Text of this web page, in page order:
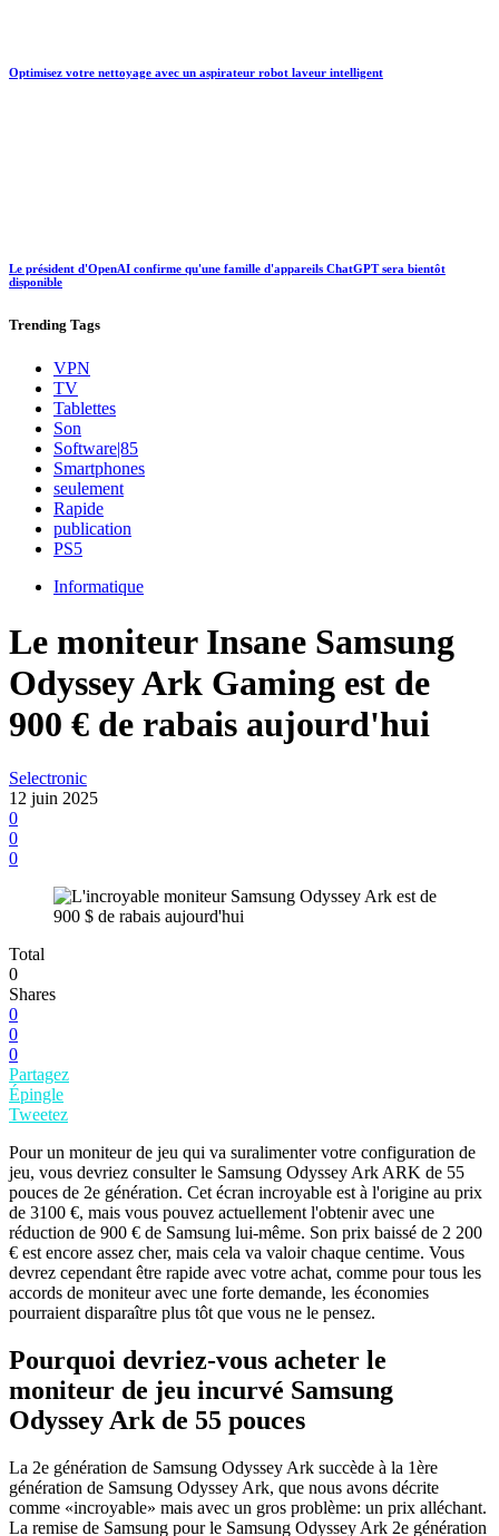
Optimisez votre nettoyage avec un aspirateur robot laveur intelligent
Le président d'OpenAI confirme qu'une famille d'appareils ChatGPT sera bientôt
disponible
Trending Tags
VPN
TV
Tablettes
Son
Software|85
Smartphones
seulement
Rapide
publication
PS5
Informatique
Le moniteur Insane Samsung
Odyssey Ark Gaming est de
900 € de rabais aujourd'hui
Selectronic
12 juin 2025
0
0
0
Total
0
Shares
0
0
0
Partagez
Épingle
Tweetez
Pour un moniteur de jeu qui va suralimenter votre configuration de
jeu, vous devriez consulter le Samsung Odyssey Ark ARK de 55
pouces de 2e génération. Cet écran incroyable est à l'origine au prix
de 3100 €, mais vous pouvez actuellement l'obtenir avec une
réduction de 900 € de Samsung lui-même. Son prix baissé de 2 200
€ est encore assez cher, mais cela va valoir chaque centime. Vous
devrez cependant être rapide avec votre achat, comme pour tous les
accords de moniteur avec une forte demande, les économies
pourraient disparaître plus tôt que vous ne le pensez.
Pourquoi devriez-vous acheter le
moniteur de jeu incurvé Samsung
Odyssey Ark de 55 pouces
La 2e génération de Samsung Odyssey Ark succède à la 1ère
génération de Samsung Odyssey Ark, que nous avons décrite
comme «incroyable» mais avec un gros problème: un prix alléchant.
La remise de Samsung pour le Samsung Odyssey Ark 2e génération